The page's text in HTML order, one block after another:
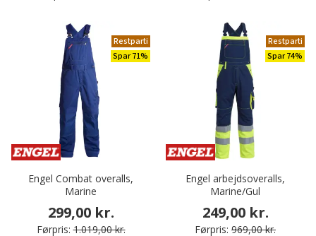
Restparti
Spar 71%
Engel Combat overalls,
Marine
299,00 kr.
Førpris: 1.019,00 kr.
Restparti
Spar 74%
Engel arbejdsoveralls,
Marine/Gul
249,00 kr.
Førpris: 969,00 kr.